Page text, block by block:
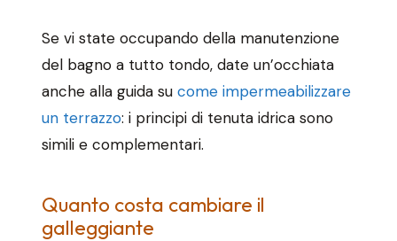
Se vi state occupando della manutenzione
del bagno a tutto tondo, date un’occhiata
anche alla guida su come impermeabilizzare
un terrazzo: i principi di tenuta idrica sono
simili e complementari.
Quanto costa cambiare il
galleggiante